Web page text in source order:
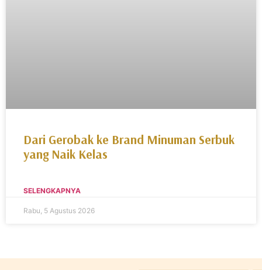
Dari Gerobak ke Brand Minuman Serbuk
yang Naik Kelas
SELENGKAPNYA
Rabu, 5 Agustus 2026